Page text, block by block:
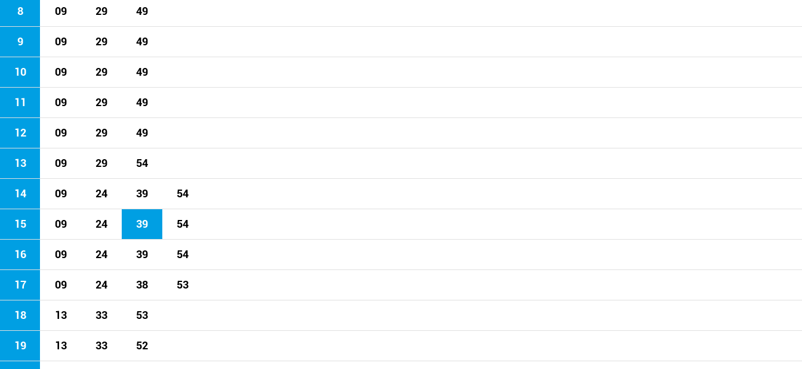
8 09 29 49
9 09 29 49
10 09 29 49
11 09 29 49
12 09 29 49
13 09 29 54
14 09 24 39 54
15 09 24 39 54
16 09 24 39 54
17 09 24 38 53
18 13 33 53
19 13 33 52